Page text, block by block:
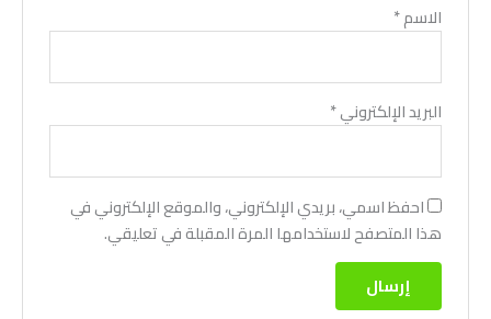
الاسم*
البريد الإلكتروني*
احفظ اسمي، بريدي الإلكتروني، والموقع الإلكتروني في
هذا المتصفح لاستخدامها المرة المقبلة في تعليقي.